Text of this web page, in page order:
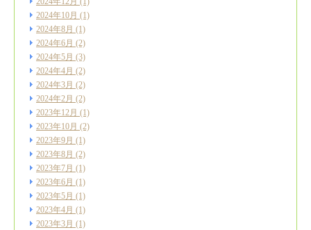
2024年10月 (1)
2024年8月 (1)
2024年6月 (2)
2024年5月 (3)
2024年4月 (2)
2024年3月 (2)
2024年2月 (2)
2023年12月 (1)
2023年10月 (2)
2023年9月 (1)
2023年8月 (2)
2023年7月 (1)
2023年6月 (1)
2023年5月 (1)
2023年4月 (1)
2023年3月 (1)